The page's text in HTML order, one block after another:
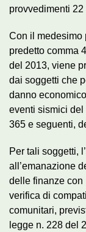
provvedimenti
Con il medesimo
predetto comma
del 2013, viene
dai soggetti che
danno
eventi sismici del
365 e seguenti,
Per tali soggetti,
all’emanazione
delle finanze con
verifica di
comunitari,
legge n. 228 del